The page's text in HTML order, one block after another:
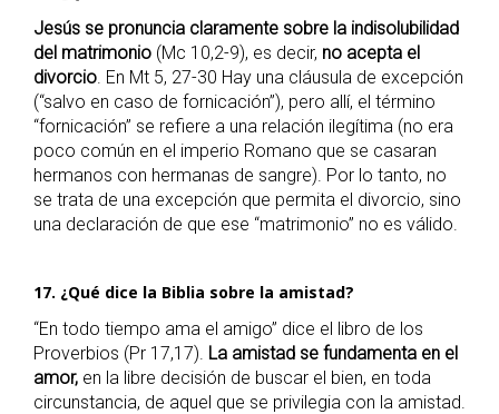
Jesús se pronuncia claramente sobre la indisolubilidad
del matrimonio (Mc 10,2-9), es decir, no acepta el
divorcio. En Mt 5, 27-30 Hay una cláusula de excepción
(“salvo en caso de fornicación”), pero allí, el término
“fornicación” se refiere a una relación ilegítima (no era
poco común en el imperio Romano que se casaran
hermanos con hermanas de sangre). Por lo tanto, no
se trata de una excepción que permita el divorcio, sino
una declaración de que ese “matrimonio” no es válido.
17. ¿Qué dice la Biblia sobre la amistad?
“En todo tiempo ama el amigo” dice el libro de los
Proverbios (Pr 17,17). La amistad se fundamenta en el
amor, en la libre decisión de buscar el bien, en toda
circunstancia, de aquel que se privilegia con la amistad.